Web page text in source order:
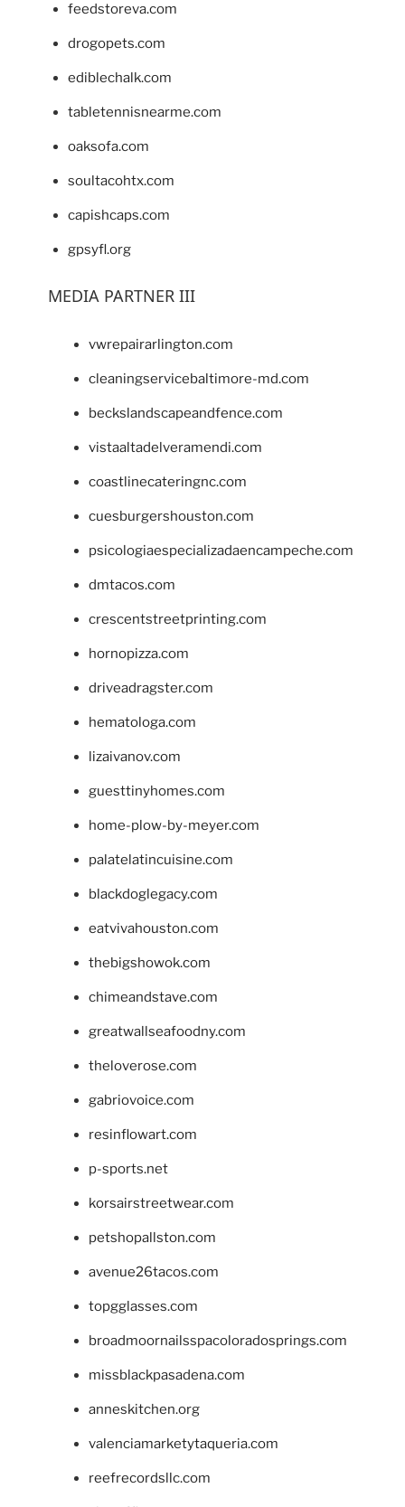
feedstoreva.com
drogopets.com
ediblechalk.com
tabletennisnearme.com
oaksofa.com
soultacohtx.com
capishcaps.com
gpsyfl.org
MEDIA PARTNER III
vwrepairarlington.com
cleaningservicebaltimore-md.com
beckslandscapeandfence.com
vistaaltadelveramendi.com
coastlinecateringnc.com
cuesburgershouston.com
psicologiaespecializadaencampeche.com
dmtacos.com
crescentstreetprinting.com
hornopizza.com
driveadragster.com
hematologa.com
lizaivanov.com
guesttinyhomes.com
home-plow-by-meyer.com
palatelatincuisine.com
blackdoglegacy.com
eatvivahouston.com
thebigshowok.com
chimeandstave.com
greatwallseafoodny.com
theloverose.com
gabriovoice.com
resinflowart.com
p-sports.net
korsairstreetwear.com
petshopallston.com
avenue26tacos.com
topgglasses.com
broadmoornailsspacoloradosprings.com
missblackpasadena.com
anneskitchen.org
valenciamarketytaqueria.com
reefrecordsllc.com